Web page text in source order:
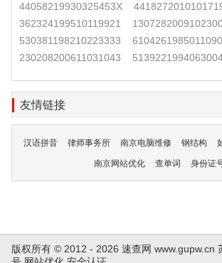
44058219930325453X
362324199510119921
530381198210223333
230208200611031043
友情链接
汉语拼音 律师事务所 南京电脑维修 钢结构
南京网站优化 查单词 身份证
版权所有 © 2012 - 2026 速查网 www.gupw.cn